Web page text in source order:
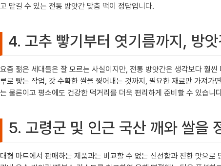
고 맡길 수 있는 전통 방앗간 맞춤 떡이 정답입니다.
4. 고추 빻기부터 엿기름까지, 방
요즘 젊은 세대들은 잘 모르는 사실이지만, 전통 방앗간은 생각보다 훨
루로 빻는 작업, 갓 수확한 쌀을 찧어내는 것까지, 필요한 재료만 가져가
는 물론이고 평소에도 건강한 먹거리를 더욱 편리하게 준비할 수 있습니
5. 고령군 및 인근 국산 깨와 쌀을
대형 마트에서 판매하는 제품과는 비교할 수 없는 신선함과 진한 맛으